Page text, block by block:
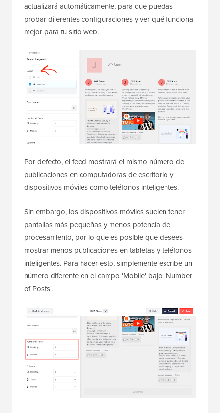
actualizará automáticamente, para que puedas
probar diferentes configuraciones y ver qué funciona
mejor para tu sitio web.
Por defecto, el feed mostrará el mismo número de
publicaciones en computadoras de escritorio y
dispositivos móviles como teléfonos inteligentes.
Sin embargo, los dispositivos móviles suelen tener
pantallas más pequeñas y menos potencia de
procesamiento, por lo que es posible que desees
mostrar menos publicaciones en tabletas y teléfonos
inteligentes. Para hacer esto, simplemente escribe un
número diferente en el campo 'Mobile' bajo 'Number
of Posts'.